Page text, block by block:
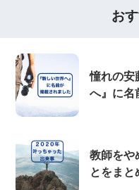
お
憧れの安
へ』に名
教師をや
とをまと